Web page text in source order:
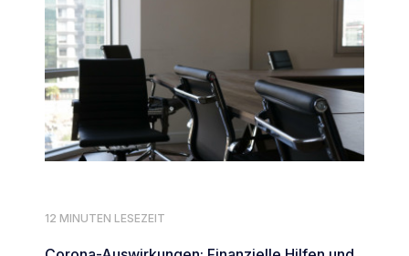
12 MINUTEN LESEZEIT